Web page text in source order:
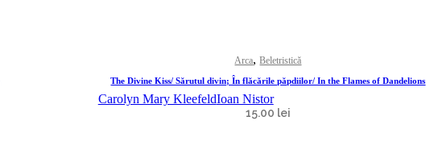
Arca,Beletristică
The Divine Kiss/ Sărutul divin; În flăcările păpdiilor/ In the Flames of Dandelions
Carolyn Mary KleefeldIoan Nistor
15.00 lei